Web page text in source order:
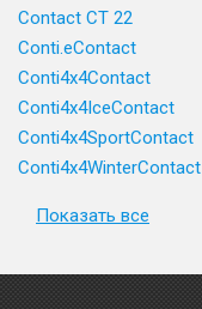
Contact CT 22
Conti.eContact
Conti4x4Contact
Conti4x4IceContact
Conti4x4SportContact
Conti4x4WinterContact
Показать все